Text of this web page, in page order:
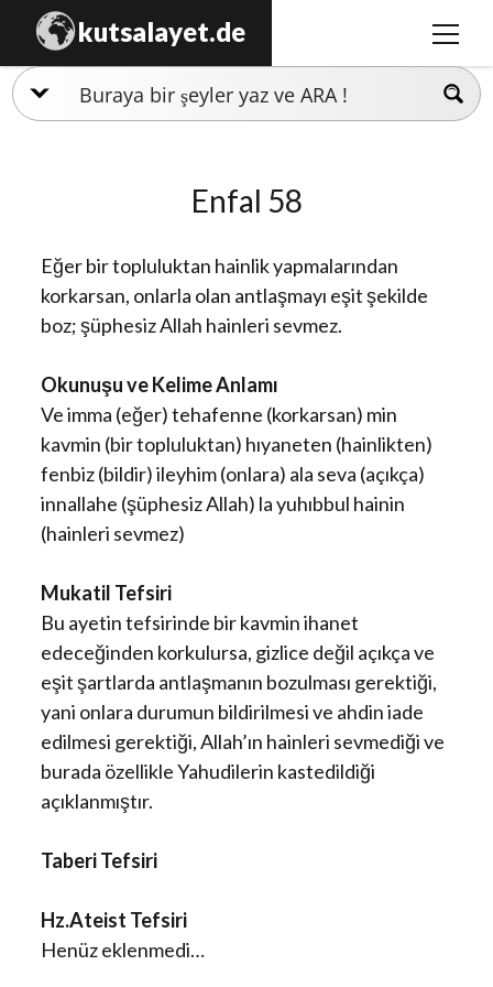
kutsalayet.de
menüyü
İslamiyet
Ezidilik
Hinduizm
Enfal 58
Eğer bir topluluktan hainlik yapmalarından
korkarsan, onlarla olan antlaşmayı eşit şekilde
boz; şüphesiz Allah hainleri sevmez.
Okunuşu ve Kelime Anlamı
Ve imma (eğer) tehafenne (korkarsan) min
kavmin (bir topluluktan) hıyaneten (hainlikten)
fenbiz (bildir) ileyhim (onlara) ala seva (açıkça)
innallahe (şüphesiz Allah) la yuhıbbul hainin
(hainleri sevmez)
Mukatil Tefsiri
Bu ayetin tefsirinde bir kavmin ihanet
edeceğinden korkulursa, gizlice değil açıkça ve
eşit şartlarda antlaşmanın bozulması gerektiği,
yani onlara durumun bildirilmesi ve ahdin iade
edilmesi gerektiği, Allah’ın hainleri sevmediği ve
burada özellikle Yahudilerin kastedildiği
açıklanmıştır.
Taberi Tefsiri
Hz.Ateist Tefsiri
Henüz eklenmedi…